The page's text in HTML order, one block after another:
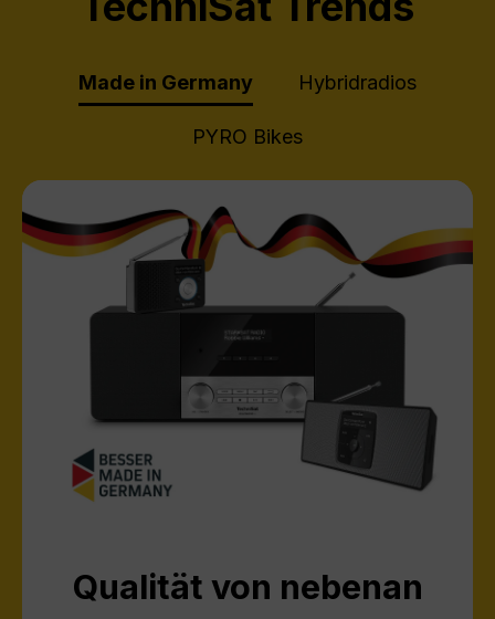
Made in Germany Hybridradios
PYRO Bikes
Qualität von nebenan